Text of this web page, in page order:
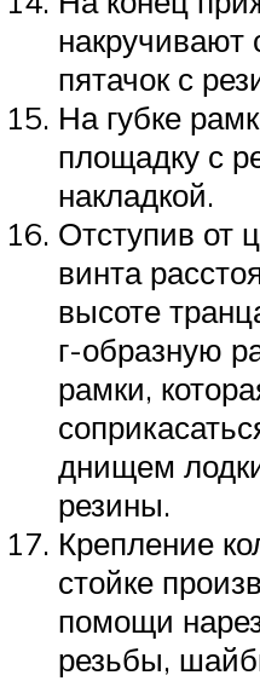
накручивают
пятачок с
На губке
площадку с
накладкой.
Отступив от
винта
высоте
г-образную
рамки,
днищем
резины.
Крепление
стойке
помощи
резьбы,